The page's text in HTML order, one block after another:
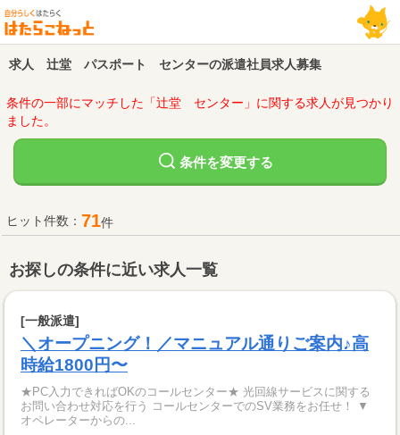
求人 辻堂 パスポート センターの派遣社員求人募集
条件の一部にマッチした「辻堂 センター」に関する求人が見つかり
ました。
条件を変更する
ヒット件数： 71件
お探しの条件に近い求人一覧
[一般派遣]
＼オープニング！／マニュアル通りご案内♪高
時給1800円〜
★PC入力できればOKのコールセンター★ 光回線サービスに関する
お問い合わせ対応を行う コールセンターでのSV業務をお任せ！ ▼
オペレーターからの...